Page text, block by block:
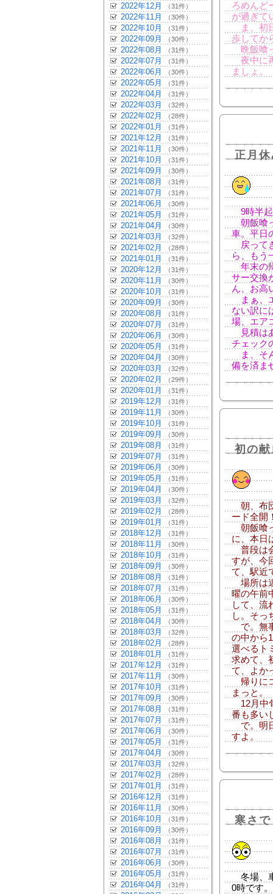
2022年12月 （31件）
2022年11月 （30件）
2022年10月 （31件）
2022年09月 （30件）
2022年08月 （31件）
2022年07月 （31件）
2022年06月 （30件）
2022年05月 （31件）
2022年04月 （31件）
2022年03月 （32件）
2022年02月 （28件）
2022年01月 （31件）
2021年12月 （31件）
2021年11月 （30件）
2021年10月 （31件）
2021年09月 （30件）
2021年08月 （31件）
2021年07月 （31件）
2021年06月 （30件）
2021年05月 （31件）
2021年04月 （30件）
2021年03月 （32件）
2021年02月 （28件）
2021年01月 （31件）
2020年12月 （31件）
2020年11月 （30件）
2020年10月 （31件）
2020年09月 （30件）
2020年08月 （31件）
2020年07月 （31件）
2020年06月 （30件）
2020年05月 （31件）
2020年04月 （30件）
2020年03月 （32件）
2020年02月 （29件）
2020年01月 （31件）
2019年12月 （31件）
2019年11月 （30件）
2019年10月 （31件）
2019年09月 （30件）
2019年08月 （31件）
2019年07月 （31件）
2019年06月 （30件）
2019年05月 （31件）
2019年04月 （30件）
2019年03月 （32件）
2019年02月 （28件）
2019年01月 （31件）
2018年12月 （31件）
2018年11月 （30件）
2018年10月 （31件）
2018年09月 （30件）
2018年08月 （31件）
2018年07月 （31件）
2018年06月 （30件）
2018年05月 （31件）
2018年04月 （30件）
2018年03月 （32件）
2018年02月 （28件）
2018年01月 （31件）
2017年12月 （31件）
2017年11月 （30件）
2017年10月 （31件）
2017年09月 （30件）
2017年08月 （31件）
2017年07月 （31件）
2017年06月 （30件）
2017年05月 （31件）
2017年04月 （30件）
2017年03月 （32件）
2017年02月 （28件）
2017年01月 （31件）
2016年12月 （31件）
2016年11月 （30件）
2016年10月 （31件）
2016年09月 （30件）
2016年08月 （31件）
2016年07月 （31件）
2016年06月 （30件）
2016年05月 （31件）
2016年04月 （31件）
ろめんど
が過ぎて
ま、初
歩してか
晩飯喰
夜中に
ましょ。
正月
9時半起
朝飯喰
車。平日
戻って
ら、もう
年末の
サー交換
ん、お高
まぁ、
ない訳に
場、エア
見積は
チェック
ま、そ
備を済ま
初の
朝、布
ード全開
朝飯喰
に、本日
普段は
すが、今
て、駅近
場所は
曜の午前
して、流
し。そっ
で。無
の中から
選べるト
求めて、
て、よか
帰りに
まっと。
12月中
番も多い
で。明
すよ。
寒さで
冬場、
0時です